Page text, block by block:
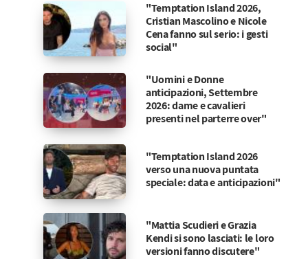
"Temptation Island 2026,
Cristian Mascolino e Nicole
Cena fanno sul serio: i gesti
social"
"Uomini e Donne
anticipazioni, Settembre
2026: dame e cavalieri
presenti nel parterre over"
"Temptation Island 2026
verso una nuova puntata
speciale: data e anticipazioni"
"Mattia Scudieri e Grazia
Kendi si sono lasciati: le loro
versioni fanno discutere"